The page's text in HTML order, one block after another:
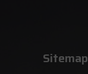
Sitemap